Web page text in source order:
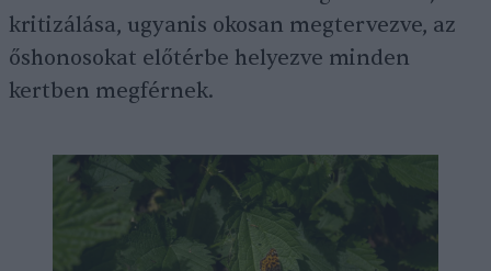
kritizálása, ugyanis okosan megtervezve, az
őshonosokat előtérbe helyezve minden
kertben megférnek.